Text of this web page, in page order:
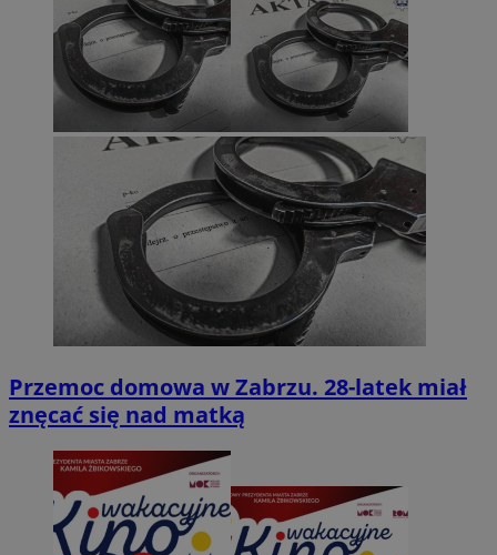
Przemoc domowa w Zabrzu. 28-latek miał
znęcać się nad matką